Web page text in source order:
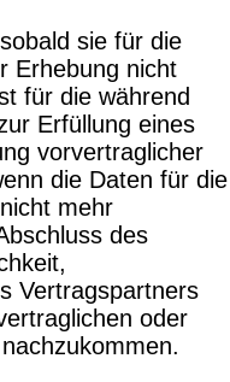
sie für die
Erhebung nicht
für die während
Erfüllung eines
vorvertraglicher
die Daten für die
mehr
des
Vertragspartners
oder